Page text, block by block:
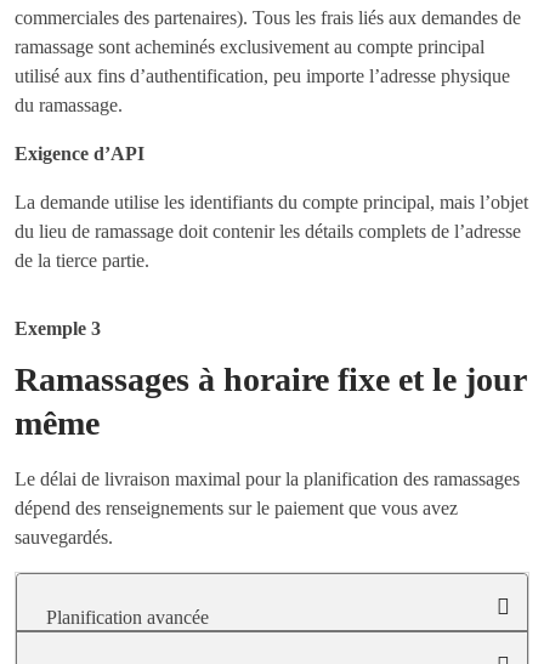
commerciales des partenaires). Tous les frais liés aux demandes de
ramassage sont acheminés exclusivement au compte principal
utilisé aux fins d’authentification, peu importe l’adresse physique
du ramassage.
Exigence d’API
La demande utilise les identifiants du compte principal, mais l’objet
du lieu de ramassage doit contenir les détails complets de l’adresse
de la tierce partie.
Exemple 3
Ramassages à horaire fixe et le jour
même
Le délai de livraison maximal pour la planification des ramassages
dépend des renseignements sur le paiement que vous avez
sauvegardés.
Planification avancée